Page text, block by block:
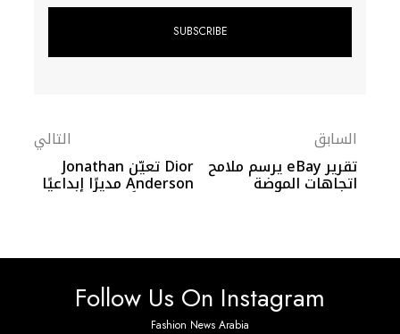
السابق
تقرير eBay يرسم ملامح
اتجاهات الموضة
التالي
Dior تعيّن Jonathan
Anderson مديرًا إبداعيًا
جديدًا خلفًا لـ Maria
Follow Us On Instagram
Fashion News Arabia